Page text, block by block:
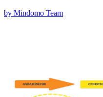
by Mindomo Team